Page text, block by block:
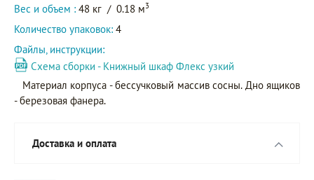
Вес и объем : 48 кг / 0.18 м3
Количество упаковок: 4
Файлы, инструкции:
Схема сборки - Книжный шкаф Флекс узкий
Материал корпуса - бессучковый массив сосны. Дно ящиков
- березовая фанера.
Доставка и оплата